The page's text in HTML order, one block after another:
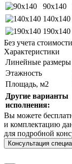
90x140
140x140
190x140
Без учета
Характеристики
Линейные размеры
Этажность
Площадь, м2
Другие варианты
исполнения:
Вы можете
и комплектацию
для подробной
Консультация